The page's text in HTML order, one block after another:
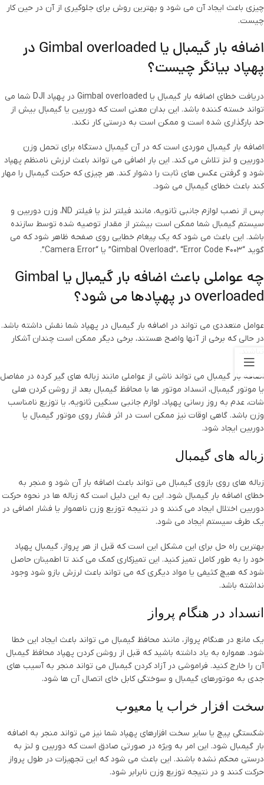
چیزی باعث ایجاد آن می شود و بهترین روش برای جلوگیری از آن در حین کار
چیست.
اضافه بار گیمبال یا Gimbal overloaded در
پهپاد بیانگر چیست؟
دریافت خطای اضافه بار گیمبال یا Gimbal overloaded در پهپاد DJI شما می
تواند خسته کننده باشد. این بدان معنی است که دوربین یا گیمبال بیش از
حد بارگذاری شده است و ممکن است به درستی کار نکند.
اضافه بار گیمبال موردی است که در آن گیمبال دستگاه برای تحمل وزن
دوربین و لنز تلاش می کند. این بار اضافی می تواند باعث لرزش نامنظم پهپاد
شود و گرفتن عکس های ثابت را دشوار کند. هر چیزی که حرکت گیمبال را مهار
کند باعث خطای گیمبال می شود.
پس از نصب لوازم جانبی ثانویه، مانند فیلتر لنز یا فیلتر ND، وزن دوربین و
سیستم گیمبال شما ممکن است بیشتر از مقدار توصیه شده توسط سازنده
باشد. این باعث می شود که یک پیغام خطایی روی صفحه ظاهر شود که می
گوید “Gimbal Overload”، “Error Code 4003” یا “Camera Error”.
چه عواملی باعث اضافه بار گیمبال یا Gimbal
overloaded در پهپادها می شود؟
عوامل متعددی می تواند در اضافه بار گیمبال در پهپاد شما نقش داشته باشد.
در حالی که برخی از آنها واضح هستند، برخی دیگر ممکن است چندان آشکار
اضافه بار گیمبال می تواند ناشی از عواملی مانند زباله های گیر کرده در مفاصل
یا موتور گیمبال، انسداد موتور ها با محافظ گیمبال بعد از روشن کردن هلی
شات، عدم به روز رسانی پهپاد، لوازم جانبی سنگین ثانویه، یا توزیع نامناسب
وزن باشد. گاهی اوقات نیز ممکن است در اثر فشار روی موتور گیمبال یا
دوربین ایجاد شود.
زباله های گیمبال
زباله های روی بازوی گیمبال می تواند باعث اضافه بار آن شود و منجر به
خطای اضافه بار گیمبال شود. این به این دلیل است که زباله ها در نحوه حرکت
دوربین اختلال ایجاد می کنند و در نتیجه توزیع وزن ناهموار یا فشار اضافی در
یک طرف سیستم ایجاد می شود.
بهترین راه حل برای این مشکل این است که قبل از هر پرواز، گیمبال پهپاد
خود را به طور کامل تمیز کنید. این تمیزکاری کمک می کند تا اطمینان حاصل
شود که هیچ کثیفی یا مواد دیگری که می تواند باعث لرزش بازو شود وجود
نداشته باشد.
انسداد در هنگام پرواز
یک مانع در هنگام پرواز، مانند محافظ گیمبال می تواند باعث ایجاد این خطا
شود. همواره به یاد داشته باشید که قبل از روشن کردن پهپاد محافظ گیمبال
آن را خارج کنید. فراموشی در آزاد کردن گیمبال می تواند منجر به آسیب های
جدی به موتورهای گیمبال و سوختگی کابل خای اتصال آن ها شود.
سخت افزار خراب یا معیوب
شکستگی پیچ یا سایر سخت افزارهای پهپاد شما نیز می تواند منجر به اضافه
بار گیمبال شود. این امر به ویژه در صورتی صادق است که دوربین و لنز به
درستی محکم نشده باشند. این باعث می شود که این تجهیزات در طول پرواز
حرکت کنند و در نتیجه توزیع وزن نابرابر شود.